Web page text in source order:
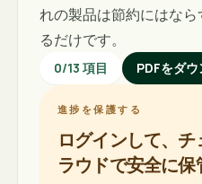
れの製品は節約にはな
るだけです。
0/13 項目 PDFをダ
進捗を保護する
ログインして、
ラウドで安全に保